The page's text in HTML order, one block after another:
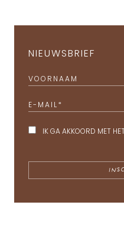
NIEUWSBRIEF
VOORNAAM
E-MAIL *
IK GA AKKOORD MET HET